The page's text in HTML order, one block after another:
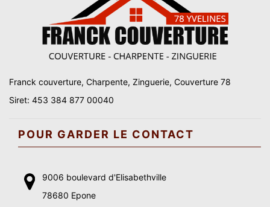
Franck couverture, Charpente, Zinguerie, Couverture 78
Siret: 453 384 877 00040
POUR GARDER LE CONTACT
9006 boulevard d'Elisabethville
78680 Epone